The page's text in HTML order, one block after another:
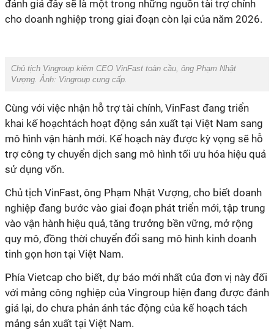
đánh giá đây sẽ là một trong những nguồn tài trợ chính
cho doanh nghiệp trong giai đoạn còn lại của năm 2026.
Chủ tịch Vingroup kiêm CEO VinFast toàn cầu, ông Phạm Nhật
Vượng. Ảnh: Vingroup cung cấp.
Cùng với việc nhận hỗ trợ tài chính, VinFast đang triển
khai kế hoạchtách hoạt động sản xuất tại Việt Nam sang
mô hình vận hành mới. Kế hoạch này được kỳ vọng sẽ hỗ
trợ công ty chuyển dịch sang mô hình tối ưu hóa hiệu quả
sử dụng vốn.
Chủ tịch VinFast, ông Phạm Nhật Vượng, cho biết doanh
nghiệp đang bước vào giai đoạn phát triển mới, tập trung
vào vận hành hiệu quả, tăng trưởng bền vững, mở rộng
quy mô, đồng thời chuyển đổi sang mô hình kinh doanh
tinh gọn hơn tại Việt Nam.
Phía Vietcap cho biết, dự báo mới nhất của đơn vị này đối
với mảng công nghiệp của Vingroup hiện đang được đánh
giá lại, do chưa phản ánh tác động của kế hoạch tách
mảng sản xuất tại Việt Nam.